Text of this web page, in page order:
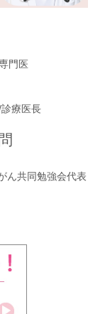
門医
療医長
ん共同勉強会代表